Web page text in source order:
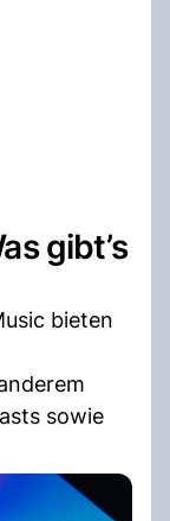
gibt’s
bieten
sowie